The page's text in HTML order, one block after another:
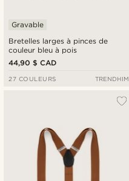
Bretelles larges à pinces de
couleur bleu à pois
Gravable
44,90 $ CAD
27 COULEURS TRENDHIM